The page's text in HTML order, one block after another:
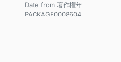
Date from 著作権年
PACKAGE0008604